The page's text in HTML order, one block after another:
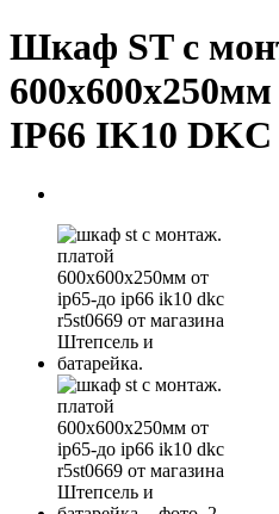
Шкаф ST с
IP66 IK10 DKC